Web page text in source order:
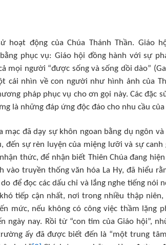
hoạt động của Chúa Thánh Thần. Giáo
phục vụ: Giáo hội đồng hành với sự
mọi người “được sống và sống dồi dào”
cái nhìn về con người như hình ảnh của
pháp phục vụ cho ơn gọi này. Các đặc
là những đáp ứng độc đáo cho nhu cầu
mạc đã dạy sự khôn ngoan bằng dụ ngôn
sự rèn luyện của miệng lưỡi và sự
thức, để nhận biết Thiên Chúa đang
vào truyền thống văn hóa La Hy, đã hiểu
để đọc các dấu chỉ và lắng nghe tiếng nói
tiếp cận nhất, nơi trong nhiều thập niên,
mức, nếu không có công việc thầm lặng
nay. Rồi từ “con tim của Giáo hội”,
ấy đã được biết đến là “một trung